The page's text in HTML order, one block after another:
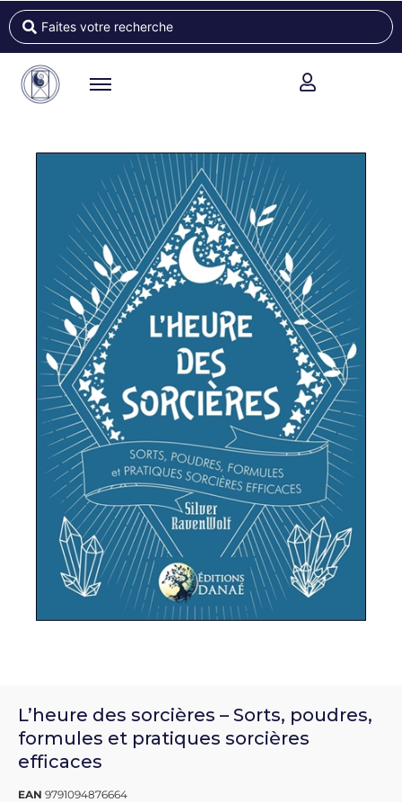
L’heure des sorcières – Sorts, poudres,
formules et pratiques sorcières
efficaces
EAN 9791094876664